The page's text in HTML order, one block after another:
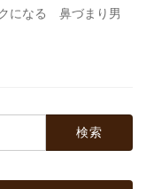
になる 鼻づまり男